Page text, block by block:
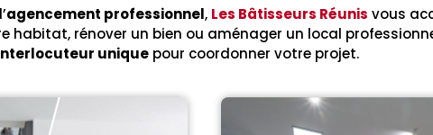
agencement professionnel, Les Bâtisseurs Réunis vous
rénover un bien ou aménager un local
uniquepour coordonner votre projet.